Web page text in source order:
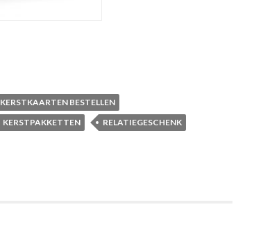
KERSTKAARTEN BESTELLEN
KERSTPAKKETTEN
RELATIEGESCHENK